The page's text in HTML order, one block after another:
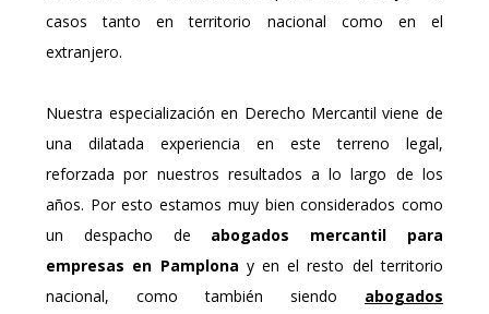
casos tanto en territorio nacional como en el
extranjero.
Nuestra especialización en Derecho Mercantil viene de
una dilatada experiencia en este terreno legal,
reforzada por nuestros resultados a lo largo de los
años. Por esto estamos muy bien considerados como
un despacho de abogados mercantil para
empresas en Pamplona y en el resto del territorio
nacional, como también siendo abogados